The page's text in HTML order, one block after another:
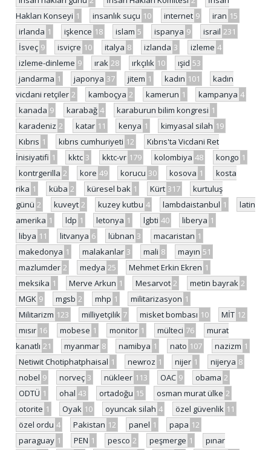
Hakları Konseyi 1 insanlık suçu 10 internet 9 iran 15
irlanda 1 işkence 18 islam 5 ispanya 9 israil 231
İsveç 9 isviçre 10 italya 8 izlanda 3 izleme 4
izleme-dinleme 9 ırak 28 ırkçılık 10 ışid 53
jandarma 1 japonya 37 jitem 1 kadın 101
kadın
vicdani retçiler 2 kamboçya 2 kamerun 1 kampanya 4
kanada 9 karabağ 4 karaburun bilim kongresi 1
karadeniz 2 katar 11 kenya 1 kimyasal silah 19
Kıbrıs 1 kıbrıs cumhuriyeti 12
Kıbrıs'ta Vicdani Ret
İnisiyatifi 1 kktc 3 kktc-vr 179 kolombiya 48 kongo 1
kontrgerilla 2 kore 49 korucu 30 kosova 1
kosta
rika 1 küba 2 küresel bak 1 Kürt 317
kurtuluş
günü 2 kuveyt 2 kuzey kutbu 4 lambdaistanbul 1
latin
amerika 1 ldp 1 letonya 1 lgbti 40 liberya 1
libya 11 litvanya 6 lübnan 3 macaristan 1
makedonya 1 malakanlar 3 mali 8 mayın 51
mazlumder 2 medya 25 Mehmet Erkin Ekren 1
meksika 1 Merve Arkun 1 Mesarvot 2 metin bayrak 2
MGK 9 mgsb 2 mhp 1 militarizasyon 1
Militarizm 123 milliyetçilik 7 misket bombası 10 MİT 12
mısır 16 mobese 1 monitor 1 mülteci 76
murat
kanatlı 21 myanmar 8 namibya 1 nato 107 nazizm 1
Netiwit Chotiphatphaisal 1 newroz 1 nijer 1 nijerya 8
nobel 9 norveç 3 nükleer 113 OAC 9 obama 2
ODTÜ 1 ohal 43 ortadoğu 15 osman murat ülke 2
otorite 1 Oyak 10 oyuncak silah 4 özel güvenlik 11
özel ordu 4 Pakistan 12 panel 1 papa 12
paraguay 1 PEN 1 pesco 2 peşmerge 1
pınar